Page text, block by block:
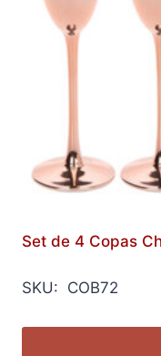
Set de 4 Copas
SKU: COB72